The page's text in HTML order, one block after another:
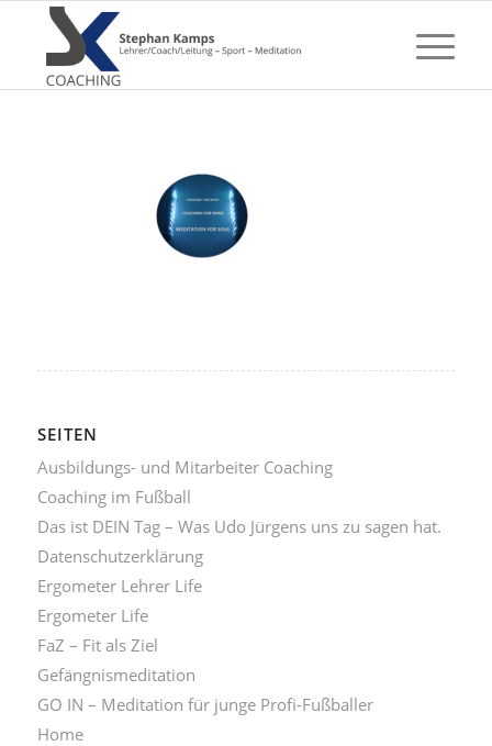
SEITEN
Ausbildungs- und Mitarbeiter Coaching
Coaching im Fußball
Das ist DEIN Tag – Was Udo Jürgens uns zu sagen hat.
Datenschutzerklärung
Ergometer Lehrer Life
Ergometer Life
FaZ – Fit als Ziel
Gefängnismeditation
GO IN – Meditation für junge Profi-Fußballer
Home